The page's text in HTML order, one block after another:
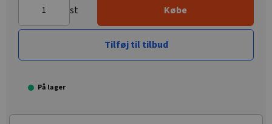
st Købe
Tilføj til tilbud
På lager